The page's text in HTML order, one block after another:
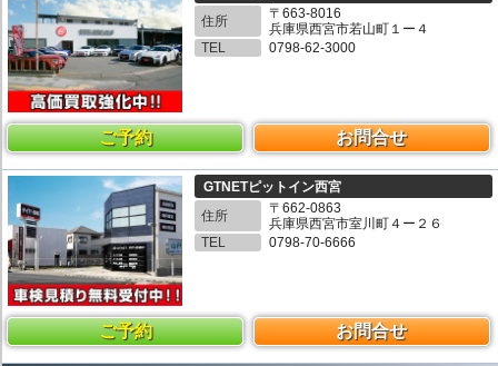
住所
〒663-8016
兵庫県西宮市若山町１ー４
TEL
0798-62-3000
ご予約 お問合せ
GTNETピットイン西宮
住所
〒662-0863
兵庫県西宮市室川町４ー２６
TEL
0798-70-6666
ご予約 お問合せ